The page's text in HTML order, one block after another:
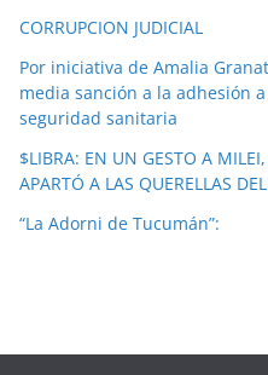
CORRUPCION JUDICIAL
Por iniciativa de Amalia
media sanción a la adhesión
seguridad sanitaria
$LIBRA: EN UN GESTO A
APARTÓ A LAS QUERELLAS
“La Adorni de Tucumán”: